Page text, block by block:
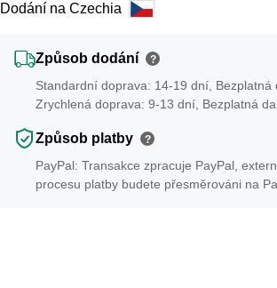
Dodání na Czechia
Způsob dodání ?
Standardní doprava: 14-19 dní, Bezplatná
Zrychlená doprava: 9-13 dní, Bezplatná
Způsob platby ?
PayPal: Transakce zpracuje PayPal,
procesu platby budete přesměrováni na